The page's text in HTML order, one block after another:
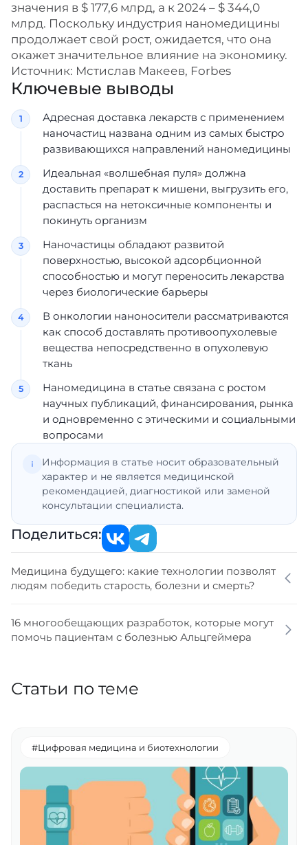
значения в $ 177,6 млрд, а к 2024 – $ 344,0
млрд. Поскольку индустрия наномедицины
продолжает свой рост, ожидается, что она
окажет значительное влияние на экономику.
Источник: Мстислав Макеев, Forbes
Ключевые выводы
Адресная доставка лекарств с применением
наночастиц названа одним из самых быстро
развивающихся направлений наномедицины
Идеальная «волшебная пуля» должна
доставить препарат к мишени, выгрузить его,
распасться на нетоксичные компоненты и
покинуть организм
Наночастицы обладают развитой
поверхностью, высокой адсорбционной
способностью и могут переносить лекарства
через биологические барьеры
В онкологии наноносители рассматриваются
как способ доставлять противоопухолевые
вещества непосредственно в опухолевую
ткань
Наномедицина в статье связана с ростом
научных публикаций, финансирования, рынка
и одновременно с этическими и социальными
вопросами
Информация в статье носит образовательный
характер и не является медицинской
рекомендацией, диагностикой или заменой
консультации специалиста.
Поделиться:
Медицина будущего: какие технологии позволят
людям победить старость, болезни и смерть?
16 многообещающих разработок, которые могут
помочь пациентам с болезнью Альцгеймера
Статьи по теме
#Цифровая медицина и биотехнологии